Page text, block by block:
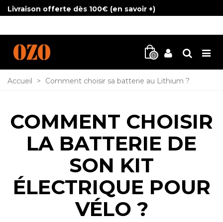
Livraison offerte dès 100€ (en savoir +)
0
Accueil > Comment choisir sa batterie au Lithium ?
COMMENT CHOISIR
LA BATTERIE DE
SON KIT
ÉLECTRIQUE POUR
VÉLO ?